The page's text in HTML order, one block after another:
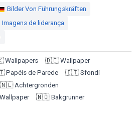
Bilder Von Führungskräften
Imagens de liderança
Wallpapers 🇩🇪 Wallpaper
Papéis de Parede 🇮🇹 Sfondi
🇳🇱 Achtergronden
Wallpaper 🇳🇴 Bakgrunner